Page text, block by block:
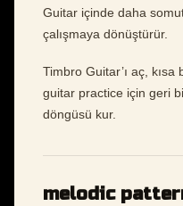
Guitar içinde daha
çalışmaya dönüştürür.
Timbro Guitar’ı aç,
guitar practice için geri
döngüsü kur.
melodic